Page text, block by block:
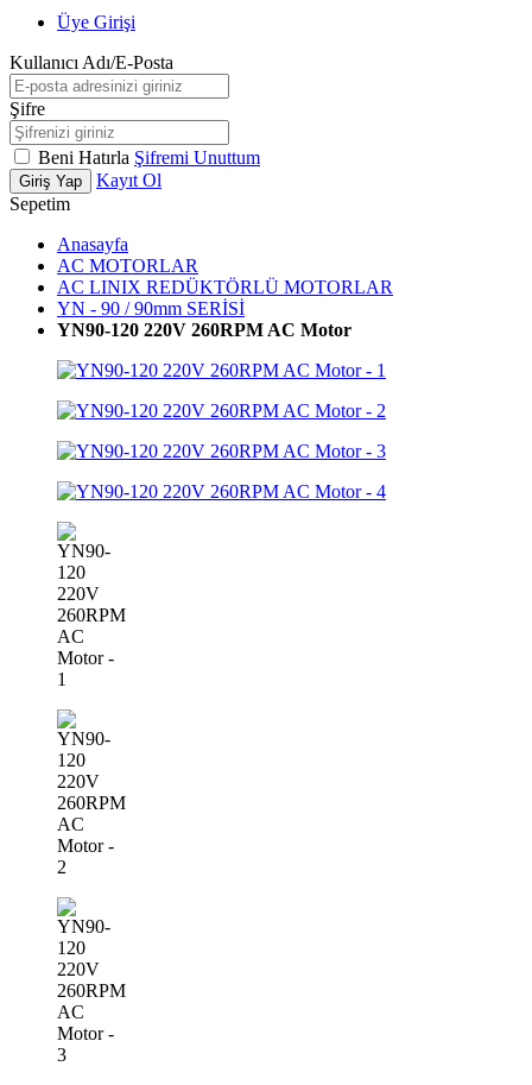
Üye Girişi
Kullanıcı Adı/E-Posta
Şifre
Beni Hatırla Şifremi Unuttum
Giriş Yap
Kayıt Ol
Sepetim
Anasayfa
AC MOTORLAR
AC LINIX REDÜKTÖRLÜ MOTORLAR
YN - 90 / 90mm SERİSİ
YN90-120 220V 260RPM AC Motor